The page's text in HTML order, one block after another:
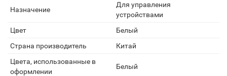
Назначение
Для управления
устройствами
Цвет
Белый
Страна производитель
Китай
Цвета, использованные в
оформлении
Белый